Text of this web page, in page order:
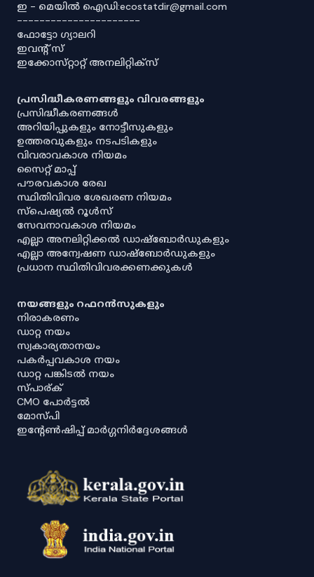
ഇ - മെയിൽ ഐഡി:ecostatdir@gmail.com
----------------------
ഫോട്ടോ ഗ്യാലറി
ഇവൻ്റ് സ്
ഇക്കോസ്‌റ്റാറ്റ് അനലിറ്റിക്‌സ്
പ്രസിദ്ധീകരണങ്ങളും വിവരങ്ങളും
പ്രസിദ്ധീകരണങ്ങൾ
അറിയിപ്പുകളും നോട്ടീസുകളും
ഉത്തരവുകളും നടപടികളും
വിവരാവകാശ നിയമം
സൈറ്റ് മാപ്പ്
പൗരവകാശ രേഖ
സ്ഥിതിവിവര ശേഖരണ നിയമം
സ്‌പെഷ്യൽ റൂൾസ്
സേവനാവകാശ നിയമം
എല്ലാ അനലിറ്റിക്കൽ ഡാഷ്‌ബോർഡുകളും
എല്ലാ അന്വേഷണ ഡാഷ്‌ബോർഡുകളും
പ്രധാന സ്ഥിതിവിവരക്കണക്കുകൾ
നയങ്ങളും റഫറൻസുകളും
നിരാകരണം
ഡാറ്റ നയം
സ്വകാര്യതാനയം
പകർപ്പവകാശ നയം
ഡാറ്റ പങ്കിടൽ നയം
സ്പാര്ക്
CMO പോർട്ടൽ
മോസ്പി
ഇൻ്റേൺഷിപ്പ് മാർഗ്ഗനിർദ്ദേശങ്ങൾ